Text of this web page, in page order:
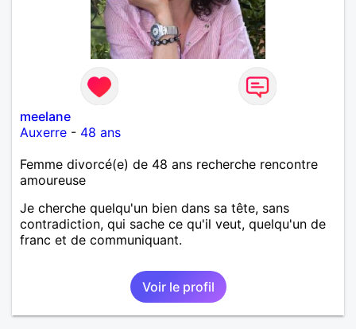
meelane
Auxerre - 48 ans
Femme divorcé(e) de 48 ans recherche rencontre
amoureuse
Je cherche quelqu'un bien dans sa tête, sans
contradiction, qui sache ce qu'il veut, quelqu'un de
franc et de communiquant.
Voir le profil